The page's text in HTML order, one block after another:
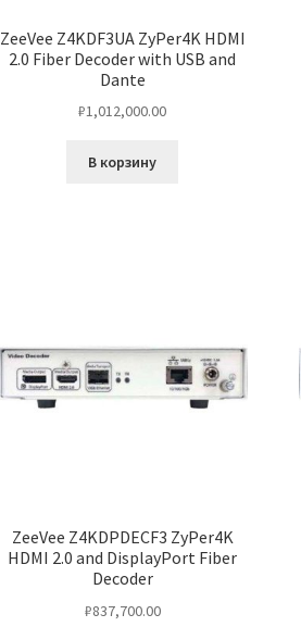
ZeeVee Z4KDF3UA ZyPer4K HDMI
2.0 Fiber Decoder with USB and
Dante
₽1,012,000.00
В корзину
ZeeVee Z4KDPDECF3 ZyPer4K
HDMI 2.0 and DisplayPort Fiber
Decoder
₽837,700.00